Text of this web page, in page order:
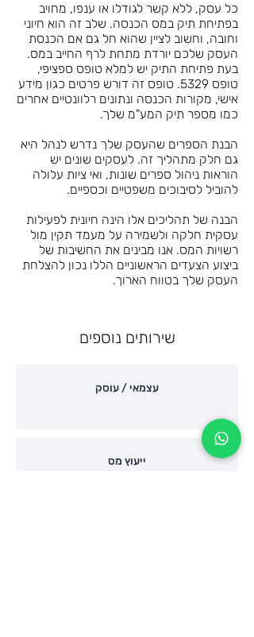
כל עסק, ללא קשר לגודלו או ענפו, מחויב
בפתיחת תיק במס הכנסה. שלב זה הוא חיוני
וחובה, וחשוב לציין שהוא חל גם אם הכנסת
העסק שלכם יורדת מתחת לרף החייב במס.
בעת פתיחת התיק יש למלא טופס ספציפי,
טופס 5329. טופס זה דורש פרטים כגון מידע
אישי, מקורות הכנסה ונתונים רלוונטיים אחרים
כמו מספר תיק המע"מ שלך.
הבנת הספרים שהעסק שלך נדרש לנהל היא
גם חלק מתהליך זה. לעסקים שונים יש
הוראות ניהול ספרים שונות, ואי ציות עלולה
להוביל לסיבוכים משפטיים וכספיים.
הבנה של תהליכים אלו הינה חיונית לפעילות
עסקית חלקה ולשמירה על מעמד תקין מול
רשויות המס. אנו מבינים את החשיבות של
ביצוע הצעדים הראשוניים הללו נכון להצלחת
העסק שלך בטווח הארוך.
שירותים נוספים
עצמאי / עוסק
ייעוץ מס